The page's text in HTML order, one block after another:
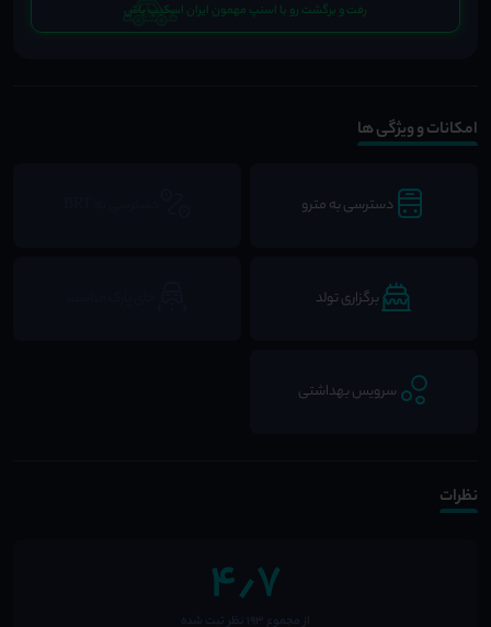
رفت و برگشت رو با اسنپ مهمون ایران اسکیپ باش
امکانات و ویژگی ها
دسترسی به مترو
برگزاری تولد
سرویس بهداشتی
نظرات
4٫7از مجموع 193 نظر ثبت شده